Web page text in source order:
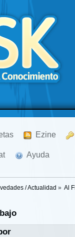
Ezine
Ayuda
/ Actualidad » Al